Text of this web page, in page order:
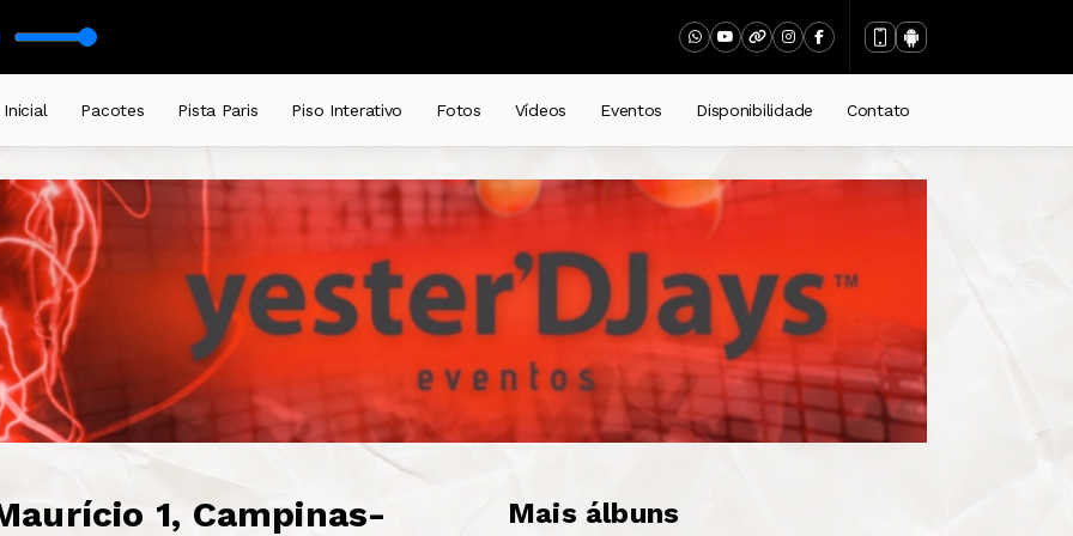
Reflex Revision]
Inicial Pacotes Pista Paris Piso Interativo Fotos Vídeos Eventos Disponibilidade Contato
1, Campinas-
Mais álbuns